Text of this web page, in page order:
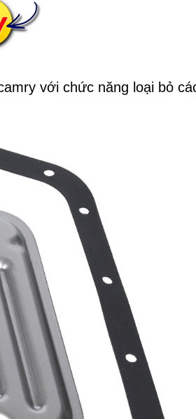
với chức năng loại bỏ